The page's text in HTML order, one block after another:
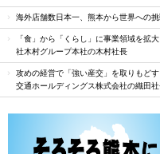
海外店舗数日本一、熊本から世界への
「食」から「くらし」に事業領域を拡
社木村グループ本社の木村社長
攻めの経営で「強い産交」を取りもど
交通ホールディングス株式会社の織田